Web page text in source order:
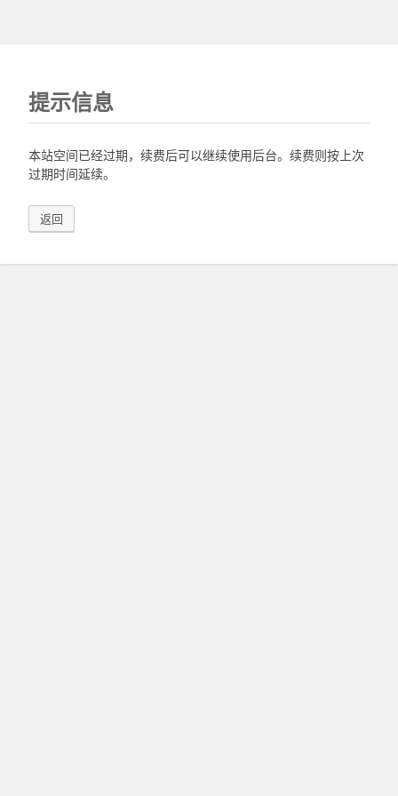
提示信息
本站空间已经过期，续费后可以继续使用后台。续费则按上次
过期时间延续。
返回